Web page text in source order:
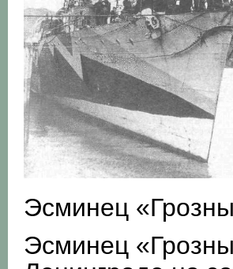
Эсминец
Эсминец